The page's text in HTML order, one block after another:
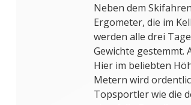
Neben dem
Ergometer, die im
werden alle drei
Gewichte gestemmt.
Hier im beliebten
Metern wird
Topsportler wie die